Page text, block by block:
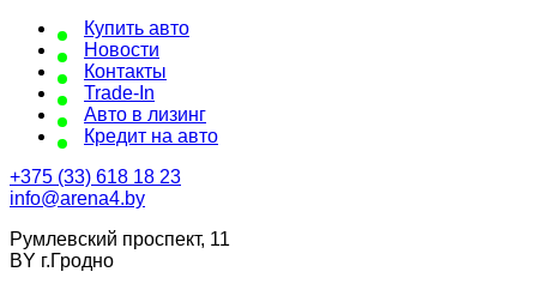
Купить авто
Новости
Контакты
Trade-In
Авто в лизинг
Кредит на авто
+375 (33) 618 18 23
info@arena4.by
Румлевский проспект, 11
BY г.Гродно